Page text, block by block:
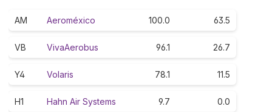
AM Aeroméxico 100.0 63.5
VB VivaAerobus 96.1 26.7
Y4 Volaris 78.1 11.5
H1 Hahn Air Systems 9.7 0.0